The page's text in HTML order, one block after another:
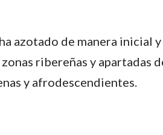
azotado de manera inicial y
ribereñas y apartadas
y afrodescendientes.